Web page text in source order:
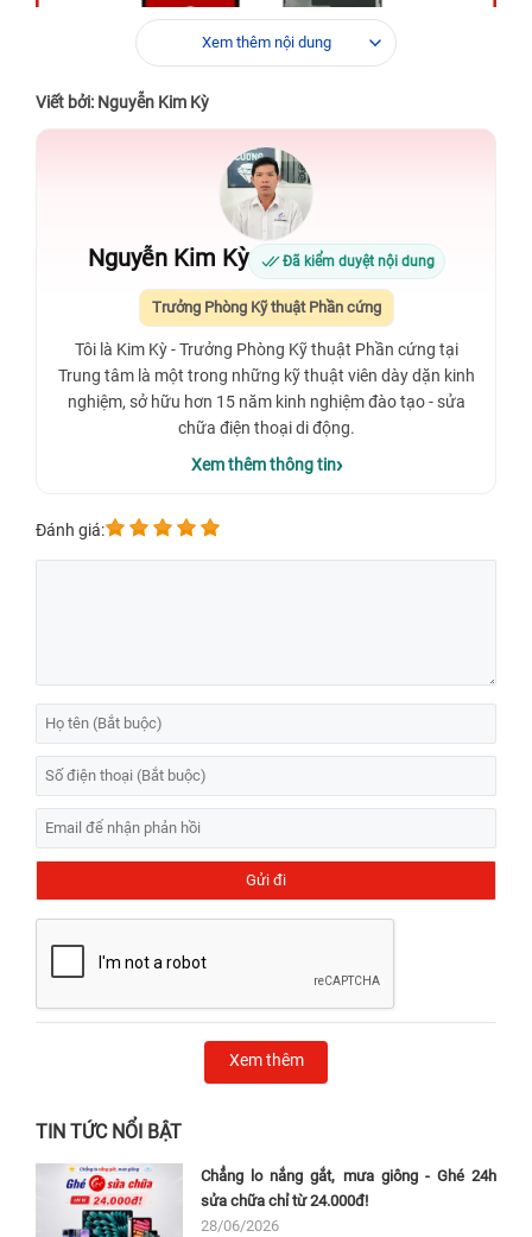
ép mặt kính iPhone 12 giá bao nhiêu?
Xem thêm:Đừng bỏ lỡ thông tin vềthay kính lưng iPhone
12với quy trình chuyên nghiệp.
Xem thêm:Cập nhật thông tinthay kính sau iPhone 12 Mini
giá bao nhiêuvới dịch vụ chất lượng.
để lên kế hoạch tiết kiệm chi phí.
ngay!
màn hình iPhone 12 uy tín
nghiệm.
Xem thêm nội dung
Viết bởi: Nguyễn Kim Kỳ
Nguyễn Kim Kỳ Đã kiểm duyệt nội dung
Trưởng Phòng Kỹ thuật Phần cứng
Tôi là Kim Kỳ - Trưởng Phòng Kỹ thuật Phần cứng tại
Trung tâm là một trong những kỹ thuật viên dày dặn kinh
nghiệm, sở hữu hơn 15 năm kinh nghiệm đào tạo - sửa
chữa điện thoại di động.
Xem thêm thông tin
Đánh giá:
Xem thêm
TIN TỨC NỔI BẬT
Chẳng lo nắng gắt, mưa giông - Ghé 24h
sửa chữa chỉ từ 24.000đ!
28/06/2026